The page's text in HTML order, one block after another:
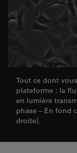
Tout ce dont
plateforme : la
en lumière
phase – En fond
droite).